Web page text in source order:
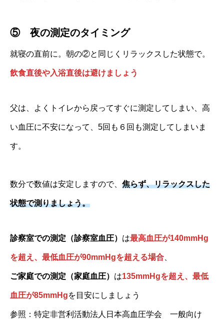
⑤ 夜の測定のタイミング
就寝の直前に。朝の②と同じくリラックスした状態で。
飲食直後や入浴直後は避けましょう
父は、よくトイレから戻ってすぐに測定してしまい、高
い血圧に不安になって、5回も６回も測定してしまいま
す。
数分で数値は安定しますので、 焦らず、リラックスした
状態で測りましょう。
診察室での測定（診察室血圧） は最高血圧が140mmHg
を超え、最低血圧が90mmHgを超える場合
ご家庭での測定（家庭血圧） は135mmHgを超え、最低
血圧が85mmHgを目安にしましょう
参照：特定非営利活動法人日本高血圧学会 一般向け